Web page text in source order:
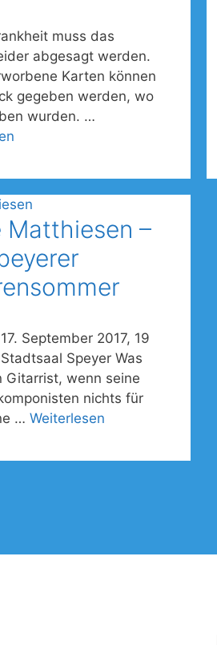
muss das
abgesagt werden.
Karten können
gegeben werden, wo
wurden. …
Matthiesen –
September 2017, 19
Speyer Was
Gitarrist, wenn seine
nichts für
…Weiterlesen